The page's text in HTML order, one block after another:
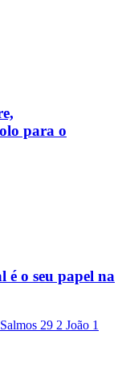
para o
é o seu papel na
Salmos 29 2 João 1